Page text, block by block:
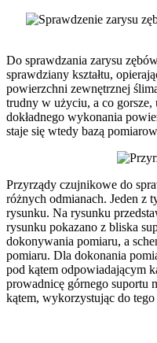
Do sprawdzania zarysu
sprawdziany kształtu,
powierzchni zewnętrznej
trudny w użyciu, a co
dokładnego wykonania
staje się wtedy bazą
Przyrządy czujnikowe do
różnych odmianach. Jeden z
rysunku. Na rysunku
rysunku pokazano z bliska
dokonywania pomiaru, a
pomiaru. Dla dokonania
pod kątem odpowiadającym
prowadnicę górnego suportu
kątem, wykorzystując do